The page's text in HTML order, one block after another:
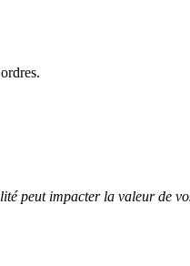
peut impacter la valeur de